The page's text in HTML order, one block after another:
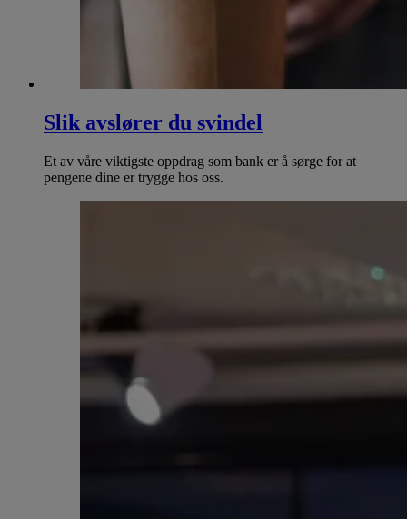
Slik avslører du svindel
Et av våre viktigste oppdrag som bank er å sørge for at
pengene dine er trygge hos oss.